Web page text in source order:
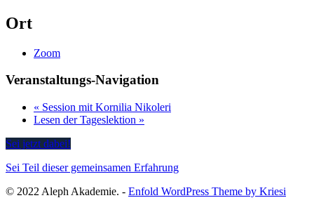
Ort
Zoom
Veranstaltungs-Navigation
« Session mit Kornilia Nikoleri
Lesen der Tageslektion »
Sei jetzt dabei!
Sei Teil dieser gemeinsamen Erfahrung
© 2022 Aleph Akademie. - Enfold WordPress Theme by Kriesi